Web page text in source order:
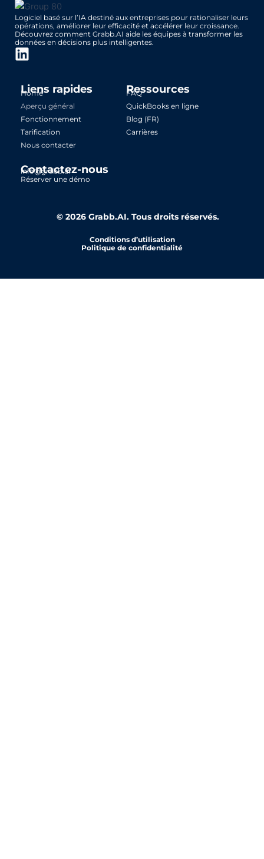
Logiciel basé sur l’IA destiné aux entreprises pour rationaliser leurs
opérations, améliorer leur efficacité et accélérer leur croissance.
Découvrez comment Grabb.AI aide les équipes à transformer les
données en décisions plus intelligentes.
L
n
k
e
d
i
Liens rapides
Home
Aperçu général
Fonctionnement
Tarification
Nous contacter
Ressources
FAQ
QuickBooks en ligne
Blog (FR)
Carrières
Contactez-nous
info@grabb.ai
Réserver une démo
© 2026 Grabb.AI. Tous droits réservés.
Conditions d’utilisation
Politique de confidentialité